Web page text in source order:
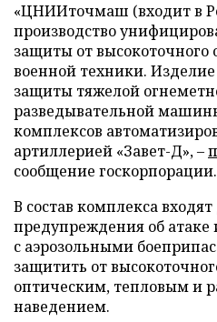
«ЦНИИточмаш (входит в
производство
защиты от
военной техники.
защиты тяжелой
разведывательной
комплексов
артиллерией «Завет-Д», –
сообщение госкорпорации.
В состав комплекса
предупреждения об атаке
с аэрозольными
защитить от
оптическим, тепловым и
наведением.